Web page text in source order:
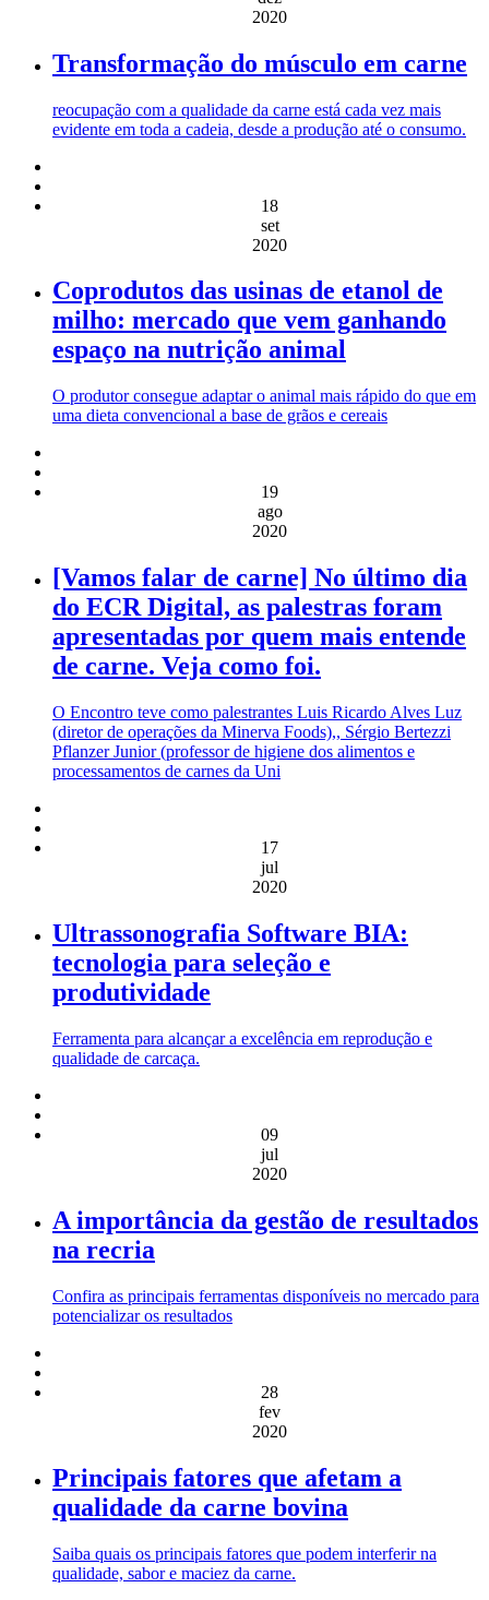
2020
Transformação do músculo em carne
reocupação com a qualidade da carne está cada vez mais
evidente em toda a cadeia, desde a produção até o consumo.
18
set
2020
Coprodutos das usinas de etanol de
milho: mercado que vem ganhando
espaço na nutrição animal
O produtor consegue adaptar o animal mais rápido do que em
uma dieta convencional a base de grãos e cereais
19
ago
2020
[Vamos falar de carne] No último dia
do ECR Digital, as palestras foram
apresentadas por quem mais entende
de carne. Veja como foi.
O Encontro teve como palestrantes Luis Ricardo Alves Luz
(diretor de operações da Minerva Foods),, Sérgio Bertezzi
Pflanzer Junior (professor de higiene dos alimentos e
processamentos de carnes da Uni
17
jul
2020
Ultrassonografia Software BIA:
tecnologia para seleção e
produtividade
Ferramenta para alcançar a excelência em reprodução e
qualidade de carcaça.
09
jul
2020
A importância da gestão de resultados
na recria
Confira as principais ferramentas disponíveis no mercado para
potencializar os resultados
28
fev
2020
Principais fatores que afetam a
qualidade da carne bovina
Saiba quais os principais fatores que podem interferir na
qualidade, sabor e maciez da carne.